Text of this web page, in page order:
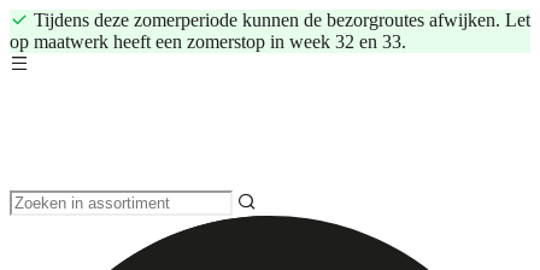
Tijdens deze zomerperiode kunnen de bezorgroutes afwijken. Let
op maatwerk heeft een zomerstop in week 32 en 33.